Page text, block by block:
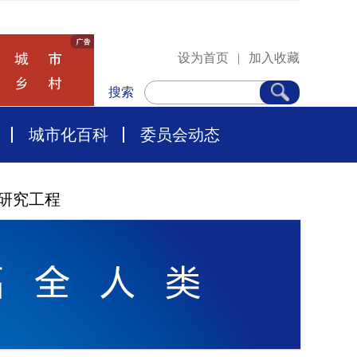
设为首页 | 加入收藏
搜索
城市化百科 委员会动态
究工程